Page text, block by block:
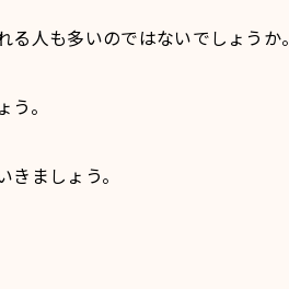
人も多いのではないでしょうか。
。
ましょう。